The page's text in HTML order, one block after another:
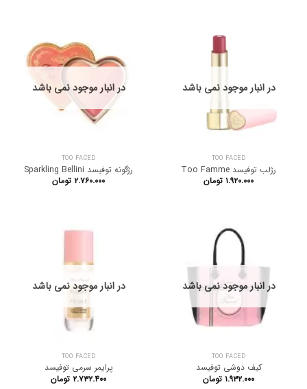
در انبار موجود نمی باشد
TOO FACED
رژلب توفیسد Too Famme
۱.۹۲۰.۰۰۰ تومان
در انبار موجود نمی باشد
TOO FACED
رژگونه توفیسد Sparkling Bellini
۲.۷۶۰.۰۰۰ تومان
در انبار موجود نمی باشد
TOO FACED
کیف دوشی توفیسد
۱.۹۳۲.۰۰۰ تومان
در انبار موجود نمی باشد
TOO FACED
پرایمر سرمی توفیسد
۲.۷۳۲.۴۰۰ تومان